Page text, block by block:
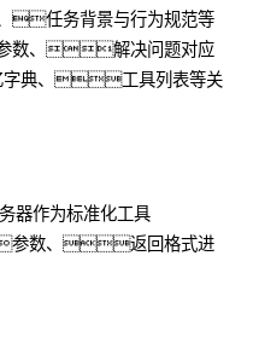
任务背景与行为规范等
数、解决问题对应
典、工具列表等关
器作为标准化工具
数、返回格式进